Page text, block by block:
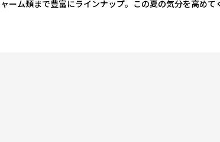
ーム類まで豊富にラインナップ。この夏の気分を高めて